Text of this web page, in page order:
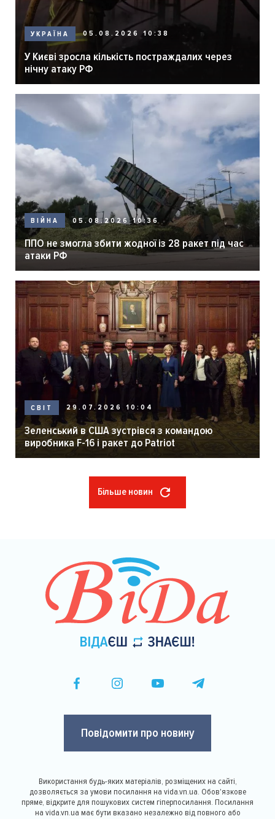
УКРАЇНА 05.08.2026 10:38
У Києві зросла кількість постраждалих через
нічну атаку РФ
ВІЙНА 05.08.2026 10:36
ППО не змогла збити жодної із 28 ракет під час
атаки РФ
СВІТ 29.07.2026 10:04
Зеленський в США зустрівся з командою
виробника F-16 і ракет до Patriot
Більше новин
Повідомити про новину
Використання будь-яких матеріалів, розміщених на сайті,
дозволяється за умови посилання на vida.vn.ua. Обов'язкове
пряме, відкрите для пошукових систем гіперпосилання. Посилання
на vida.vn.ua має бути вказано незалежно від повного або